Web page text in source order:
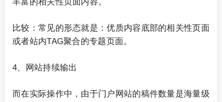
比较：常见的形态就是：优质内容底部的相关性页面
或者站内TAG聚合的专题页面。
4、网站持续输出
而在实际操作中，由于门户网站的稿件数量是海量级